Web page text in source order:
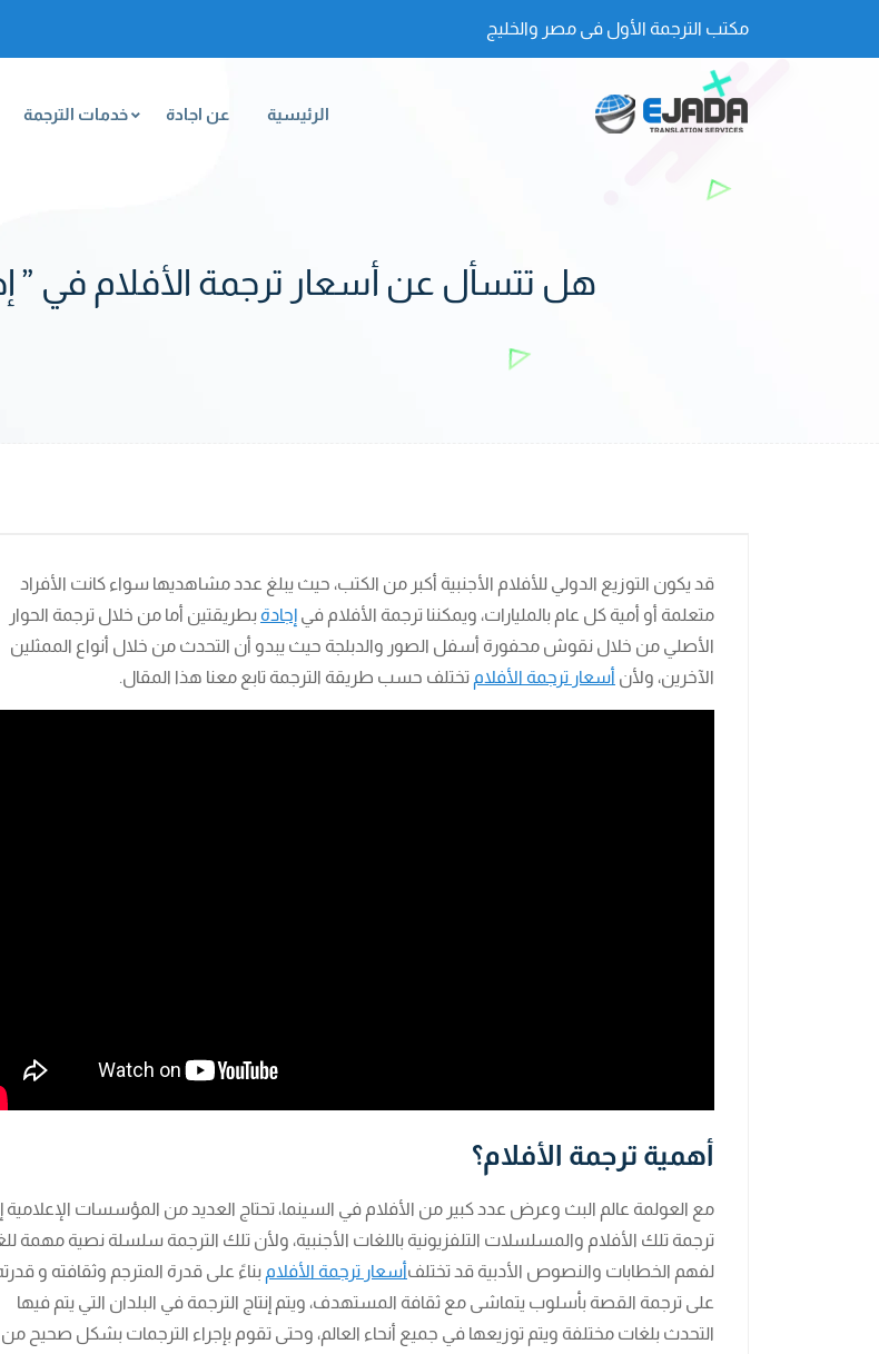
مكتب الترجمة الأول فى مصر والخليج
الرئيسية عن اجادة خدمات الترجمة
هل تتسأل عن أسعار ترجمة الأفلام في ”
قد يكون التوزيع الدولي للأفلام الأجنبية أكبر من الكتب، حيث يبلغ عدد مشاهديها سواء كانت الأفراد
متعلمة أو أمية كل عام بالمليارات، ويمكننا ترجمة الأفلام في إجادة بطريقتين أما من خلال ترجمة الحوار
الأصلي من خلال نقوش محفورة أسفل الصور والدبلجة حيث يبدو أن التحدث من خلال أنواع الممثلين
الآخرين، ولأن أسعار ترجمة الأفلام تختلف حسب طريقة الترجمة تابع معنا هذا المقال.
أهمية ترجمة الأفلام؟
مع العولمة عالم البث وعرض عدد كبير من الأفلام في السينما، تحتاج العديد من المؤسسات الإعلامية
ترجمة تلك الأفلام والمسلسلات التلفزيونية باللغات الأجنبية، ولأن تلك الترجمة سلسلة نصية مهمة
لفهم الخطابات والنصوص الأدبية قد تختلفأسعار ترجمة الأفلام بناءً على قدرة المترجم وثقافته و
على ترجمة القصة بأسلوب يتماشى مع ثقافة المستهدف، ويتم إنتاج الترجمة في البلدان التي يتم فيها
التحدث بلغات مختلفة ويتم توزيعها في جميع أنحاء العالم، وحتى تقوم بإجراء الترجمات بشكل صحيح من